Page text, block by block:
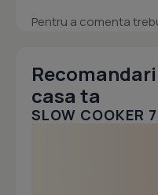
Pentru a comenta
casa ta
SLOW COOKER